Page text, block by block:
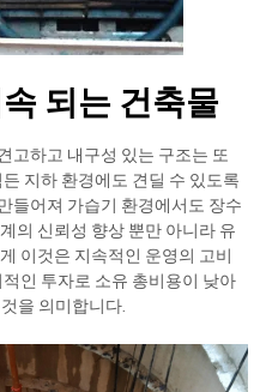
되는 건축물
고하고 내구성 있는 구조는 또
지하 환경에도 견딜 수 있도록
들어져 가습기 환경에서도 장수
의 신뢰성 향상 뿐만 아니라 유
이것은 지속적인 운영의 고비
인 투자로 소유 총비용이 낮아
을 의미합니다.